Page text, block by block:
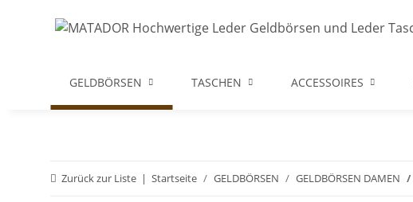
GELDBÖRSEN TASCHEN ACCESSOIRES
Zurück zur Liste Startseite GELDBÖRSEN GELDBÖRSEN DAMEN